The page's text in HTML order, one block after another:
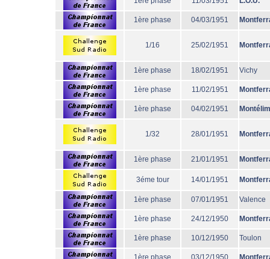
1ère phase 04/03/1951
1/16 25/02/1951
1ère phase 18/02/1951 Vichy
1ère phase 11/02/1951
1ère phase 04/02/1951
1/32 28/01/1951
1ère phase 21/01/1951
3éme tour 14/01/1951
1ère phase 07/01/1951 Valence
1ère phase 24/12/1950
1ère phase 10/12/1950 Toulon
1ère phase 03/12/1950